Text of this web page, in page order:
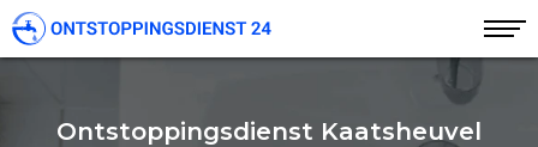
Ontstoppingsdienst Kaatsheuvel